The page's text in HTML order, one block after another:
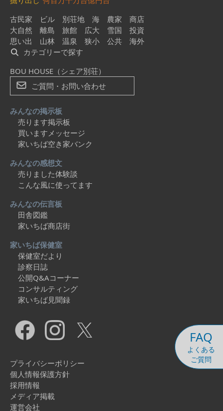
FAQ
よくある
ご質問
古民家
ビル 別荘地 海 農家
商店
大自然
離島 旅館 広大 雪国
投資
思い出
山林 温泉 狭小 公共
海外
カテゴリーで探す
BOU HOUSE（シェア別荘）
ご質問・お問い合わせ
みんなの掲示板
売ります掲示板
買いますメッセージ
家いちば空き家バンク
みんなの感想文
売りました体験談
こんな風に使ってます
みんなの伝言板
田舎図鑑
家いちば商店街
家いちば保健室
保健室だより
診察日誌
公開Q&Aコーナー
コンサルティング
家いちば見聞録
プライバシーポリシー
個人情報保護方針
採用情報
メディア掲載
運営会社